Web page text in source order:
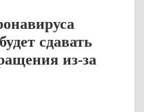
сдавать
из-за